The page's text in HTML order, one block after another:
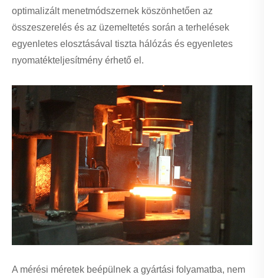
optimalizált menetmódszernek köszönhetően az
összeszerelés és az üzemeltetés során a terhelések
egyenletes elosztásával tiszta hálózás és egyenletes
nyomatékteljesítmény érhető el.
A mérési méretek beépülnek a gyártási folyamatba, nem